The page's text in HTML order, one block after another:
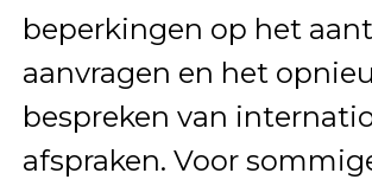
beperkingen op het
aanvragen en het
bespreken van
afspraken. Voor